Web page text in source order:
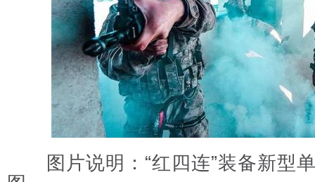
图片说明：“红四连”装备新型